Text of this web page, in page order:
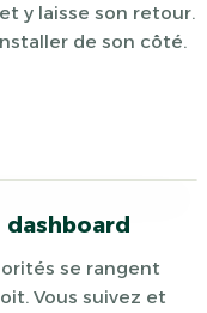
y laisse son retour.
de son côté.
se rangent
Vous suivez et